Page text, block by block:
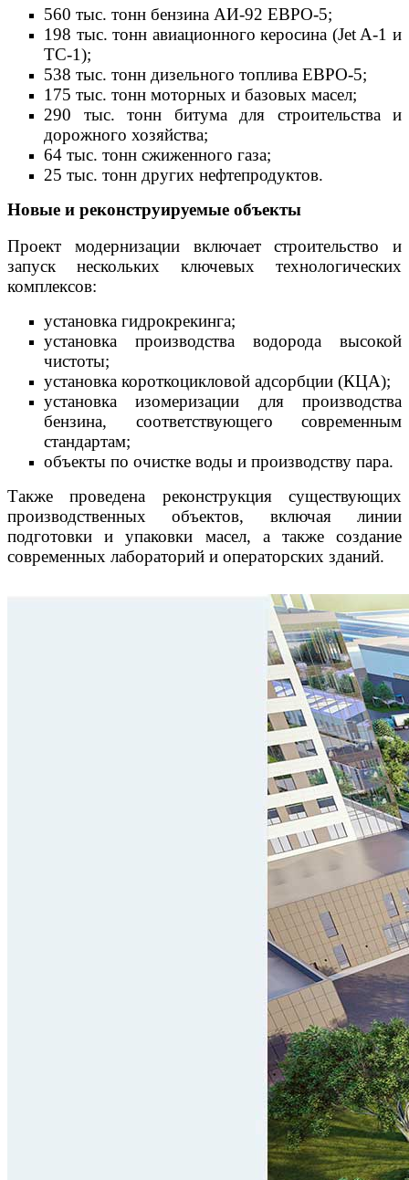
560 тыс. тонн бензина АИ-92 ЕВРО-5;
198 тыс. тонн авиационного керосина (Jet A-1 и
ТС-1);
538 тыс. тонн дизельного топлива ЕВРО-5;
175 тыс. тонн моторных и базовых масел;
290 тыс. тонн битума для строительства и
дорожного хозяйства;
64 тыс. тонн сжиженного газа;
25 тыс. тонн других нефтепродуктов.
Новые и реконструируемые объекты
Проект модернизации включает строительство и
запуск нескольких ключевых технологических
комплексов:
установка гидрокрекинга;
установка производства водорода высокой
чистоты;
установка короткоцикловой адсорбции (КЦА);
установка изомеризации для производства
бензина, соответствующего современным
стандартам;
объекты по очистке воды и производству пара.
Также проведена реконструкция существующих
производственных объектов, включая линии
подготовки и упаковки масел, а также создание
современных лабораторий и операторских зданий.